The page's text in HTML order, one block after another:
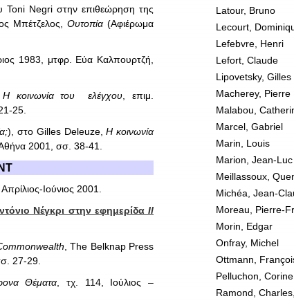
Toni Negri στην επιθεώρηση της
Μπέτζελος, Ουτοπία (Αφιέρωμα
1983, μτφρ. Εύα Καλπουρτζή,
Η κοινωνία του ελέγχου , επιμ.
25.
), στο Gilles Deleuze,Η κοινωνία
2001, σσ. 38-41.
Απρίλιος-Ιούνιος 2001.
Νέγκρι στην εφημερίδα Il
, The Belknap Press
27-29.
Θέματα , τχ. 114, Ιούλιος –
Latour, Bruno
Lecourt,
Lefebvre, Henri
Lefort, Claude
Lipovetsky, Gilles
Macherey, Pierre
Malabou,
Marcel, Gabriel
Marin, Louis
Marion, Jean-Luc
Meillassoux,
Michéa, Jean-
Moreau, Pierre-
Morin, Edgar
Onfray, Michel
Ottmann,
Pelluchon, Corine
Ramond, Charles,